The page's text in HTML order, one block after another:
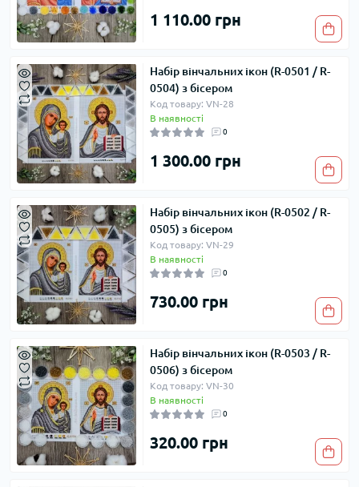
1 110.00 грн
Набір вінчальних ікон (R-0501 / R-
0504) з бісером
Код товару: VN-28
В наявності
0
1 300.00 грн
Набір вінчальних ікон (R-0502 / R-
0505) з бісером
Код товару: VN-29
В наявності
0
730.00 грн
Набір вінчальних ікон (R-0503 / R-
0506) з бісером
Код товару: VN-30
В наявності
0
320.00 грн